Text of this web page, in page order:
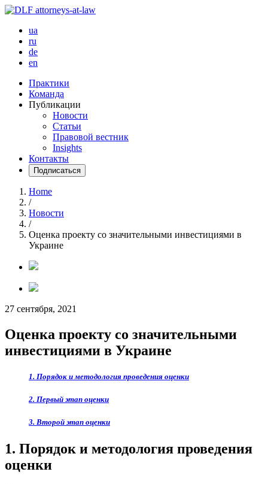
ua
ru
de
en
Практики
Команда
Публикации
Новости
Статьи
Правовой вестник
Insights
Контакты
Подписаться
Home
/
Новости
/
Оценка проекту со значительными инвестициями в
Украине
27 сентября, 2021
Оценка проекту со значительными
инвестициями в Украине
1. Порядок и методология проведения оценки
2. Первый этап оценки
3. Второй этап оценки
1. Порядок и методология проведения
оценки